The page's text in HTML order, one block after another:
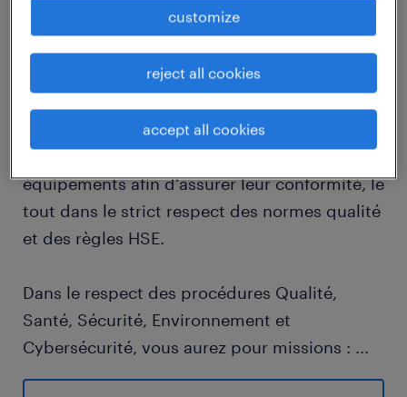
descriptif du poste
principal sera de contrôler des pièces de
différents matériaux et de préparer les
équipements afin d'assurer leur conformité, le
tout dans le strict respect des normes qualité
et des règles HSE.
Dans le respect des procédures Qualité,
Santé, Sécurité, Environnement et
Cybersécurité, vous aurez pour missions : ...
- Contrôle et détection : Inspecter
customize
reject all cookies
accept all cookies